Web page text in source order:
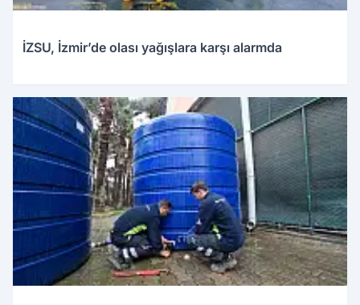
İZSU, İzmir’de olası yağışlara karşı alarmda